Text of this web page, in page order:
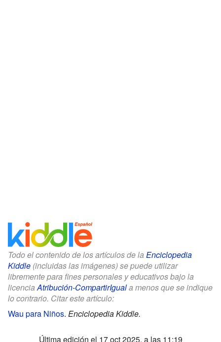
Todo el contenido de los artículos de la Enciclopedia
Kiddle (incluidas las imágenes) se puede utilizar
libremente para fines personales y educativos bajo la
licenciaAtribución-CompartirIguala menos que se indique
lo contrario. Citar este artículo:
Wau para Niños. Enciclopedia Kiddle.
Última edición el 17 oct 2025, a las 11:19